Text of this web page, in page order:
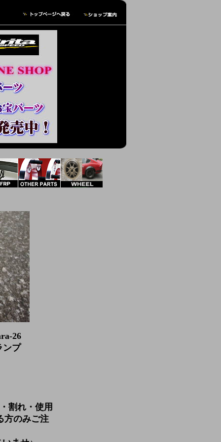
26
ンプ
割れ・使用
方のみご注